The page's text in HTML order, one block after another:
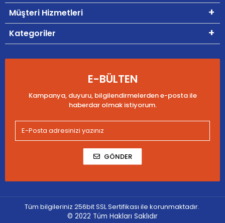
Müşteri Hizmetleri
Kategoriler
E-BÜLTEN
Kampanya, duyuru, bilgilendirmelerden e-posta ile
haberdar olmak istiyorum.
GÖNDER
Tüm bilgileriniz 256bit SSL Sertifikası ile korunmaktadır.
© 2022 Tüm Hakları Saklıdır